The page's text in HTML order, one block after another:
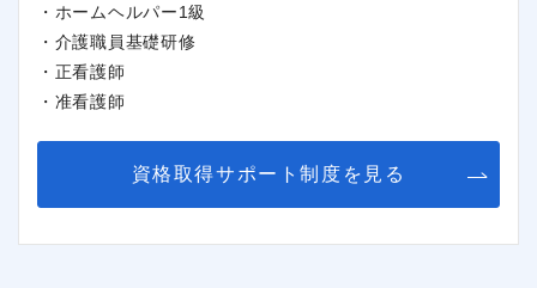
・ホームヘルパー1級
・介護職員基礎研修
・正看護師
・准看護師
資格取得サポート制度を見る